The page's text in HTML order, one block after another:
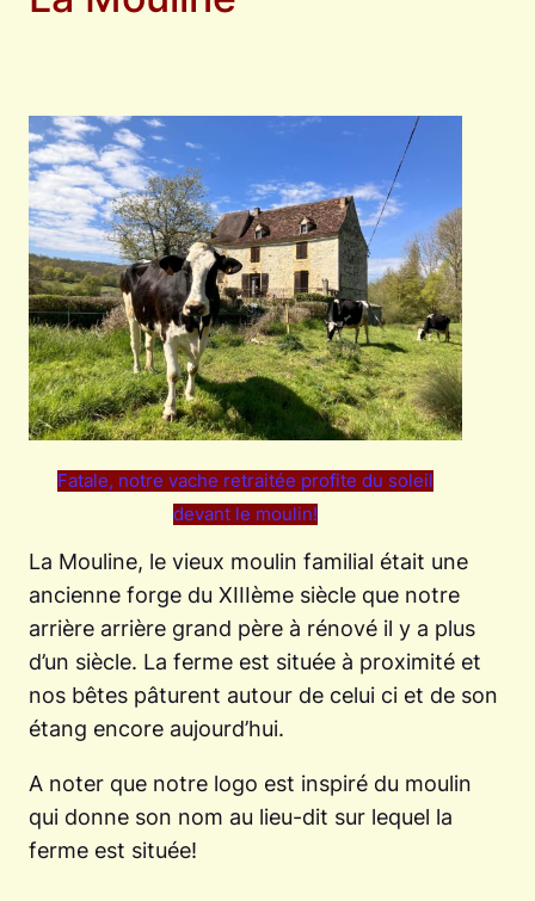
Fatale, notre vache retraitée profite du soleil
devant le moulin!
La Mouline, le vieux moulin familial était une
ancienne forge du XIIIème siècle que notre
arrière arrière grand père à rénové il y a plus
d’un siècle. La ferme est située à proximité et
nos bêtes pâturent autour de celui ci et de son
étang encore aujourd’hui.
A noter que notre logo est inspiré du moulin
qui donne son nom au lieu-dit sur lequel la
ferme est située!